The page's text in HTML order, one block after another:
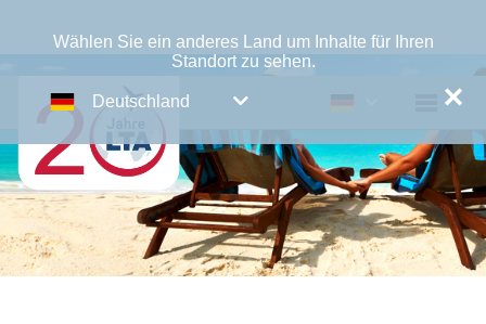
Wählen Sie ein anderes Land um Inhalte für Ihren
Standort zu sehen.
Deutschland ✕